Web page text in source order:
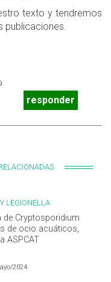
texto y tendremos
publicaciones.
responder
LEGIONELLA
de Cryptosporidium
de ocio acuáticos,
ASPCAT
2024